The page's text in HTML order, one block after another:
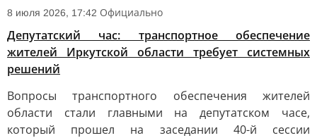
8 июля 2026, 17:42 Официально
Депутатский час: транспортное обеспечение
жителей Иркутской области требует системных
решений
Вопросы транспортного обеспечения жителей
области стали главными на депутатском часе,
который прошел на заседании 40-й сессии